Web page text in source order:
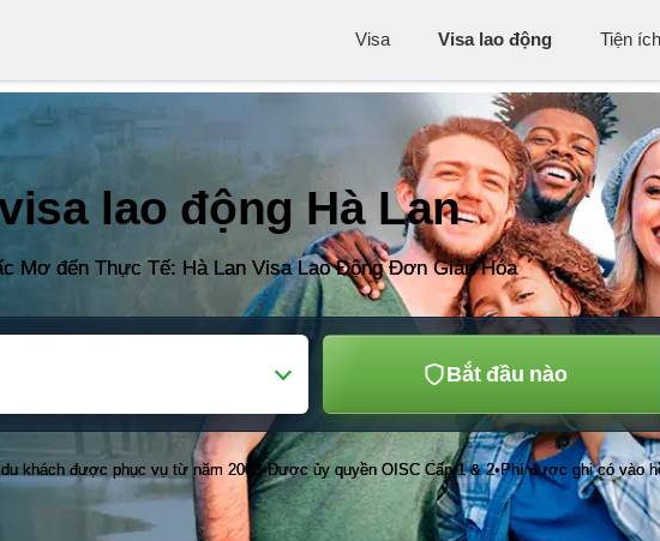
Visa Visa lao động Tiện ích
lao động Hà Lan
Mơ đến Thực Tế: Hà Lan Visa Lao Động Đơn Giản Hóa
Bắt đầu nào
du khách được phục vụ từ năm 2003•Được ủy quyền OISC Cấp 1 & 2•Phí được ghi có vào